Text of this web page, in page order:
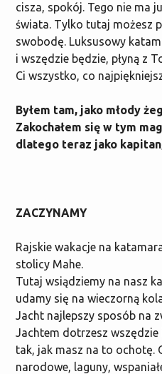
cisza, spokój. Tego nie ma
świata. Tylko tutaj możesz
swobodę. Luksusowy
i wszędzie będzie, płyną z
Ci wszystko, co
Byłem tam, jako młody
Zakochałem się w tym
dlatego teraz jako
ZACZYNAMY
Rajskie wakacje na
stolicy Mahe.
Tutaj wsiądziemy na nasz
udamy się na wieczorną
Jacht najlepszy sposób na
Jachtem dotrzesz wszędzie
tak, jak masz na to ochotę.
narodowe, laguny,